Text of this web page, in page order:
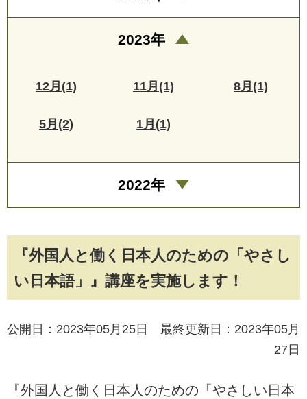
『外国人と働く日本人のための「やさし
い日本語」』講座を実施します！
公開日：2023年05月25日 最終更新日：2023年05月
27日
『外国人と働く日本人のための「やさしい日本
2023年
12月(1) 11月(1) 8月(1)
5月(2) 1月(1)
2022年